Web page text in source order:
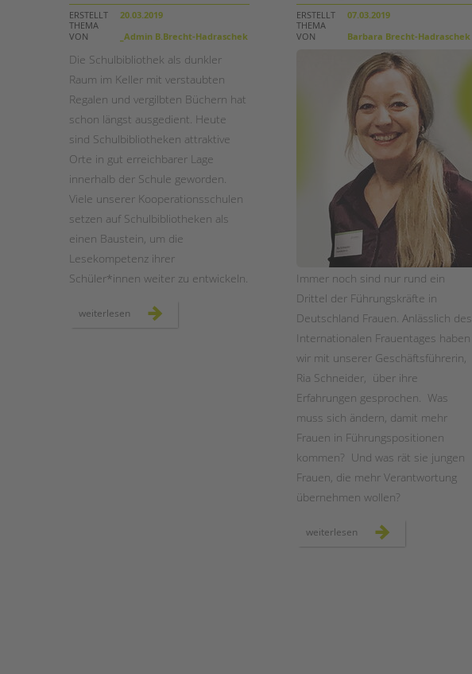
STADTTEILARBEIT
ERSTELLT
20.03.2019
THEMA
VON
_Admin B.Brecht-Hadraschek
Die Schulbibliothek als dunkler
Raum im Keller mit verstaubten
Regalen und vergilbten Büchern hat
schon längst ausgedient. Heute
sind Schulbibliotheken attraktive
Orte in gut erreichbarer Lage
innerhalb der Schule geworden.
Viele unserer Kooperationsschulen
setzen auf Schulbibliotheken als
einen Baustein, um die
Lesekompetenz ihrer
Schüler*innen weiter zu entwickeln.
weiterlesen schulbibliotheken
ERSTELLT
07.03.2019
THEMA
VON
Barbara Brecht-Hadraschek
Immer noch sind nur rund ein
Drittel der Führungskräfte in
Deutschland Frauen. Anlässlich des
Internationalen Frauentages haben
wir mit unserer Geschäftsführerin,
Ria Schneider, über ihre
Erfahrungen gesprochen. Was
muss sich ändern, damit mehr
Frauen in Führungspositionen
kommen? ­ Und was rät sie jungen
Frauen, die mehr Verantwortung
übernehmen wollen?
weiterlesen frauen